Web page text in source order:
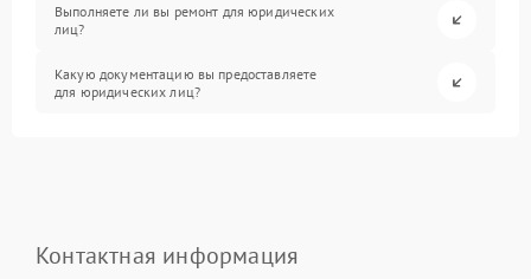
Выполняете ли вы ремонт для юридических
лиц?
Какую документацию вы предоставляете
для юридических лиц?
Контактная информация